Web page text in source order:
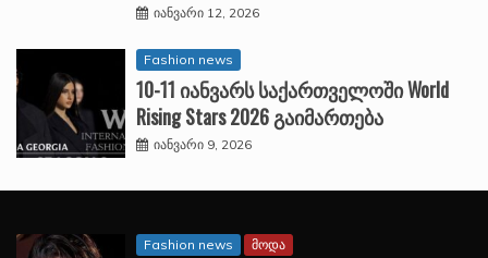
იანვარი 12, 2026
Fashion news
10-11 იანვარს საქართველოში World
Rising Stars 2026 გაიმართება
იანვარი 9, 2026
Fashion news მოდა